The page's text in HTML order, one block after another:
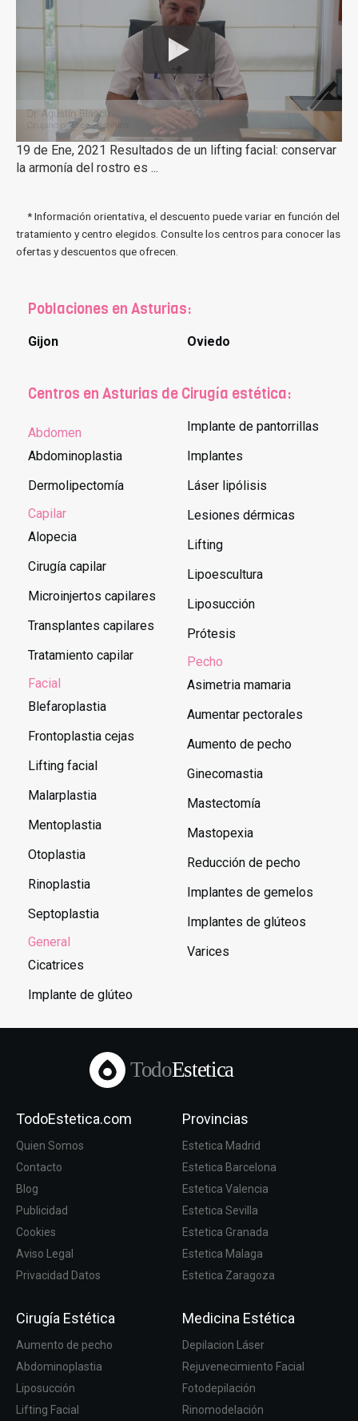
19 de Ene, 2021 Resultados de un lifting facial: conservar
la armonía del rostro es ...
* Información orientativa, el descuento puede variar en función del
tratamiento y centro elegidos. Consulte los centros para conocer las
ofertas y descuentos que ofrecen.
Poblaciones en Asturias:
Gijon Oviedo
Centros en Asturias de Cirugía estética:
Abdomen
Abdominoplastia
Dermolipectomía
Capilar
Alopecia
Cirugía capilar
Microinjertos capilares
Transplantes capilares
Tratamiento capilar
Facial
Blefaroplastia
Frontoplastia cejas
Lifting facial
Malarplastia
Mentoplastia
Otoplastia
Rinoplastia
Septoplastia
General
Cicatrices
Implante de glúteo
Implante de pantorrillas
Implantes
Láser lipólisis
Lesiones dérmicas
Lifting
Lipoescultura
Liposucción
Prótesis
Pecho
Asimetria mamaria
Aumentar pectorales
Aumento de pecho
Ginecomastia
Mastectomía
Mastopexia
Reducción de pecho
Implantes de gemelos
Implantes de glúteos
Varices
TodoEstetica
TodoEstetica.com
Quien Somos
Contacto
Blog
Publicidad
Cookies
Aviso Legal
Privacidad Datos
Provincias
Estetica Madrid
Estetica Barcelona
Estetica Valencia
Estetica Sevilla
Estetica Granada
Estetica Malaga
Estetica Zaragoza
Cirugía Estética
Aumento de pecho
Abdominoplastia
Liposucción
Lifting Facial
Medicina Estética
Depilacion Láser
Rejuvenecimiento Facial
Fotodepilación
Rinomodelación